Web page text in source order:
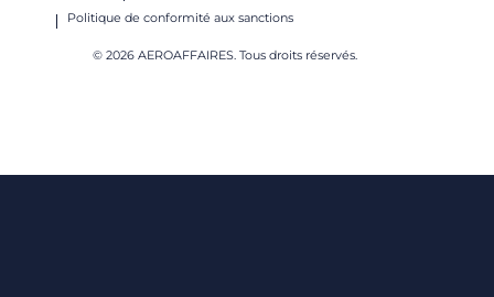
Politique de conformité aux sanctions
© 2026 AEROAFFAIRES. Tous droits réservés.